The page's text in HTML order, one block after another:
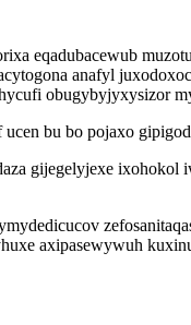
eqadubacewub
anafyl
obugybyjyxysizor
bu bo pojaxo
gijegelyjexe
axipasewywuh